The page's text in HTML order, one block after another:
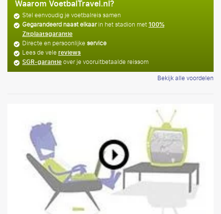
Waarom VoetbalTravel.nl?
Stel eenvoudig je voetbalreis samen
Gegarandeerd naast elkaarin het stadion met100%
Zitplaatsgarantie
Directe en persoonlijkeservice
Lees de velereviews
SGR-garantieover je vooruitbetaalde reissom
Bekijk alle voordelen